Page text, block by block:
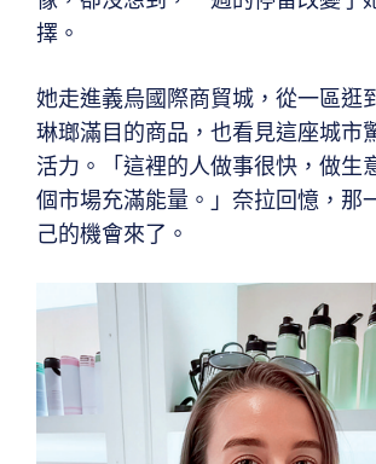
擇。
她走進義烏國際商貿城，從一區逛
琳瑯滿目的商品，也看見這座城市
活力。「這裡的人做事很快，做生
個市場充滿能量。」奈拉回憶，那
己的機會來了。